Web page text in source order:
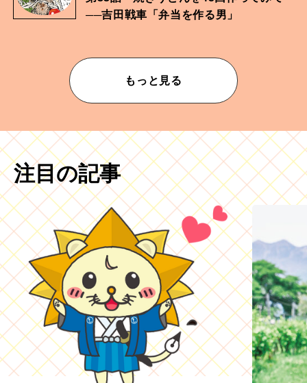
──吉田戦車「弁当を作る男」
もっと見る
注目の記事